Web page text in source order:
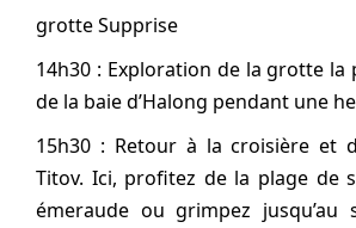
grotte Supprise
14h30 : Exploration de la grotte la
de la baie d’Halong pendant une
15h30 : Retour à la croisière et
Titov. Ici, profitez de la plage de
émeraude ou grimpez jusqu’au